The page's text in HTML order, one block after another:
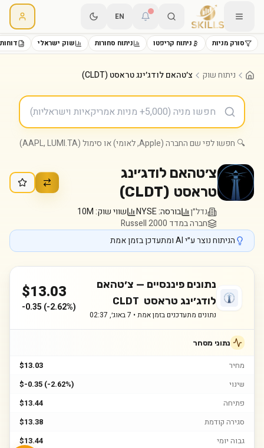
EN
סורק מניות ניתוח קריפטו ניתוח סחורות שוק ישראלי
ניתוח שוק צ׳טהאם לודג׳ינג טראסט (CLDT)
🔍 חפשו לפי שם החברה (Apple, לאומי) או סימול (AAPL, LUMI.TA)
צ׳טהאם לודג׳ינג
טראסט (
CLDT
)
נדל״ן בורסה:NYSE שווי שוק:10M
חברה במדד Russell 2000
הניתוח נוצר ע״י AI ומתעדכן בזמן אמת
נתונים פיננסיים — צ׳טהאם
לודג׳ינג טראסט CLDT
נתונים מתעדכנים בזמן אמת • 7 באוג׳, 02:37
$13.03
-0.35 (-2.62%)
נתוני מסחר
מחיר
$13.03
שינוי
$-0.35 (-2.62%)
פתיחה
$13.44
סגירה קודמת
$13.38
גבוה יומי
$13.44